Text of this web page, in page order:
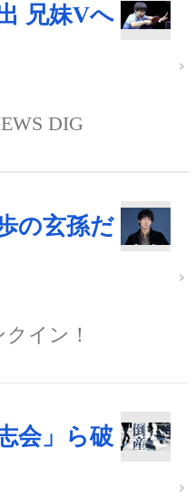
兄妹Vへ
DIG
の玄孫だ
イン！
会」ら破